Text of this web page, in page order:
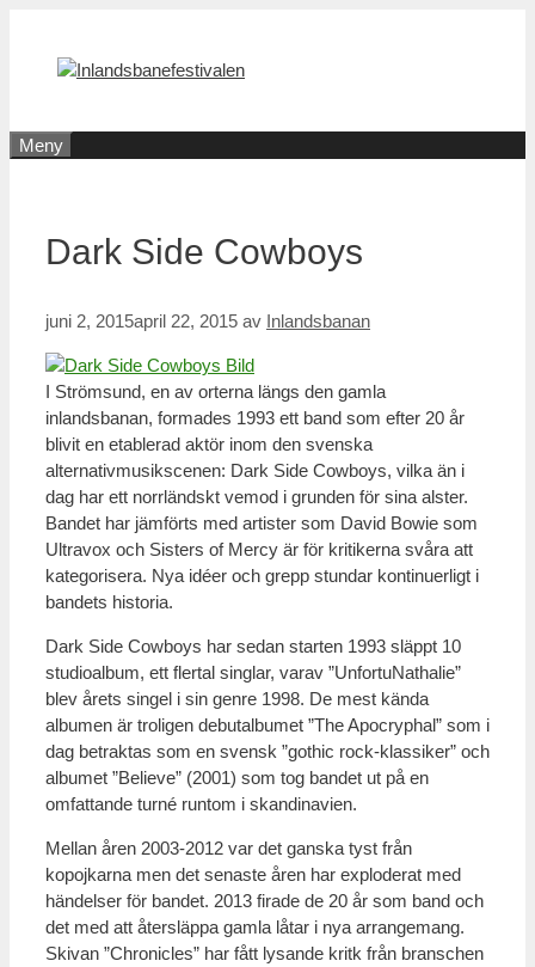
innehåll
Meny
Dark Side Cowboys
juni 2, 2015april 22, 2015 av Inlandsbanan
I Strömsund, en av orterna längs den gamla
inlandsbanan, formades 1993 ett band som efter 20 år
blivit en etablerad aktör inom den svenska
alternativmusikscenen: Dark Side Cowboys, vilka än i
dag har ett norrländskt vemod i grunden för sina alster.
Bandet har jämförts med artister som David Bowie som
Ultravox och Sisters of Mercy är för kritikerna svåra att
kategorisera. Nya idéer och grepp stundar kontinuerligt i
bandets historia.
Dark Side Cowboys har sedan starten 1993 släppt 10
studioalbum, ett flertal singlar, varav ”UnfortuNathalie”
blev årets singel i sin genre 1998. De mest kända
albumen är troligen debutalbumet ”The Apocryphal” som i
dag betraktas som en svensk ”gothic rock-klassiker” och
albumet ”Believe” (2001) som tog bandet ut på en
omfattande turné runtom i skandinavien.
Mellan åren 2003-2012 var det ganska tyst från
kopojkarna men det senaste åren har exploderat med
händelser för bandet. 2013 firade de 20 år som band och
det med att återsläppa gamla låtar i nya arrangemang.
Skivan ”Chronicles” har fått lysande kritk från branschen